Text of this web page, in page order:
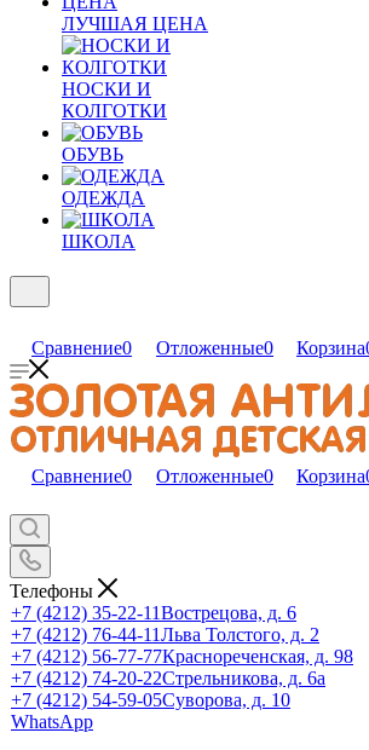
ЛУЧШАЯ ЦЕНА
НОСКИ И
КОЛГОТКИ
ОБУВЬ
ОДЕЖДА
ШКОЛА
Сравнение0 Отложенные0 Корзина
Сравнение0 Отложенные0 Корзина
Телефоны
+7 (4212) 35-22-11Вострецова, д. 6
+7 (4212) 76-44-11Льва Толстого, д. 2
+7 (4212) 56-77-77Краснореченская, д. 98
+7 (4212) 74-20-22Стрельникова, д. 6а
+7 (4212) 54-59-05Суворова, д. 10
WhatsApp